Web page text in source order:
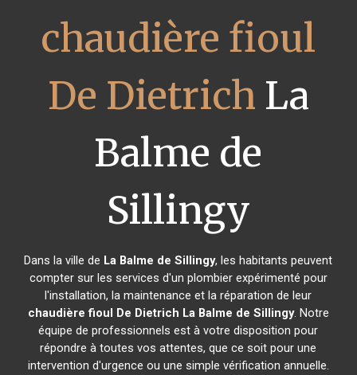
chaudière fioul
De Dietrich La
Balme de
Sillingy
Dans la ville de La Balme de Sillingy, les habitants peuvent
compter sur les services d'un plombier expérimenté pour
l'installation, la maintenance et la réparation de leur
chaudière fioul De Dietrich La Balme de Sillingy. Notre
équipe de professionnels est à votre disposition pour
répondre à toutes vos attentes, que ce soit pour une
intervention d'urgence ou une simple vérification annuelle.